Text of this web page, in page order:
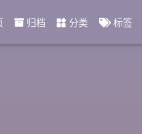
归档 分类 标签